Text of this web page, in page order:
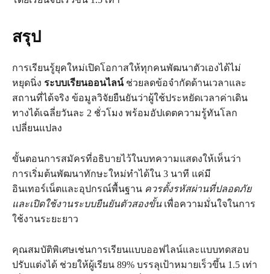
สรุป
การเรียนรู้ยุคใหม่เปิดโอกาสให้ทุกคนพัฒนาตัวเองได้ไม่
หยุดนิ่ง ระบบเรียนออนไลน์ช่วยลดข้อจำกัดด้านเวลาและ
สถานที่ได้จริง ข้อมูลวิจัยยืนยันว่าผู้ใช้ประหยัดเวลาค่าเดิน
ทางได้เฉลี่ยวันละ 2 ชั่วโมง พร้อมอัปเดตความรู้ทันโลก
เปลี่ยนแปลง
ขั้นตอนการสมัครที่อธิบายไว้ในบทความแสดงให้เห็นว่า
การเริ่มต้นพัฒนาทักษะใหม่ทำได้ใน 3 นาที แค่มี
อินเทอร์เน็ตและอุปกรณ์พื้นฐาน ควรตั้งรหัสผ่านที่ปลอดภัย
และเปิดใช้งานระบบยืนยันตัวสองขั้น เพื่อความมั่นใจในการ
ใช้งานระยะยาว
คุณสมบัติพิเศษเช่นการเรียนแบบออฟไลน์และแบบทดสอบ
ปรับแต่งได้ ช่วยให้ผู้เรียน 89% บรรลุเป้าหมายเร็วขึ้น 1.5 เท่า